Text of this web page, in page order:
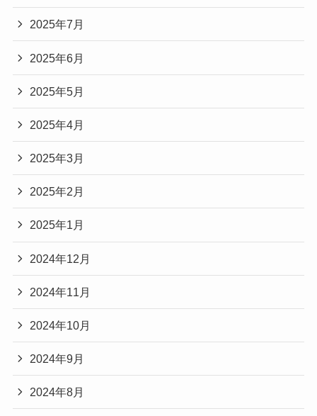
2025年7月
2025年6月
2025年5月
2025年4月
2025年3月
2025年2月
2025年1月
2024年12月
2024年11月
2024年10月
2024年9月
2024年8月